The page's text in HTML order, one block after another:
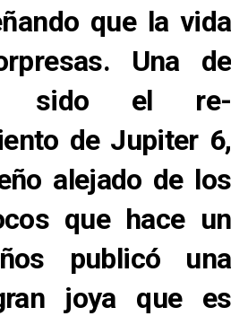
que la vida
Una de
sido el re-
de Jupiter 6,
alejado de los
que hace un
publicó una
joya que es